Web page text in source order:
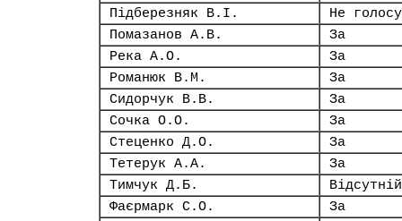
Підберезняк В.І.
Не
Помазанов А.В.
За
Река А.О.
За
Романюк В.М.
За
Сидорчук В.В.
За
Сочка О.О.
За
Стеценко Д.О.
За
Тетерук А.А.
За
Тимчук Д.Б.
Відсутній
Фаєрмарк С.О.
За